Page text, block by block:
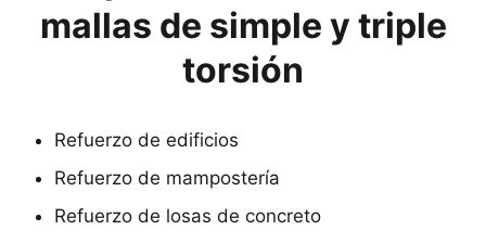
mallas de simple y triple
torsión
Refuerzo de edificios
Refuerzo de mampostería
Refuerzo de losas de concreto